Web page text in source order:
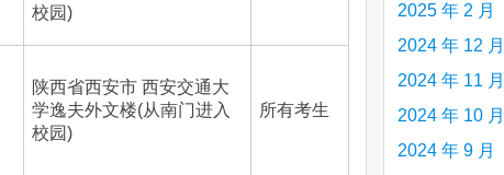
校园)
陕西省西安市 西安交通大
学逸夫外文楼(从南门进入
校园)
所有考生
2025 年 2 月
2024 年 12 月
2024 年 11 月
2024 年 10 月
2024 年 9 月